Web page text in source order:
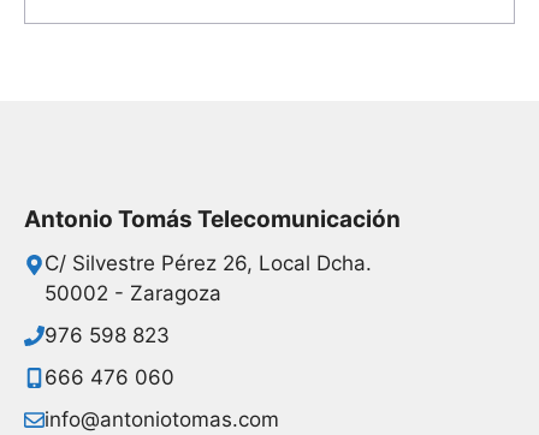
Antonio Tomás Telecomunicación
C/ Silvestre Pérez 26, Local Dcha.
50002 - Zaragoza
976 598 823
666 476 060
info@antoniotomas.com